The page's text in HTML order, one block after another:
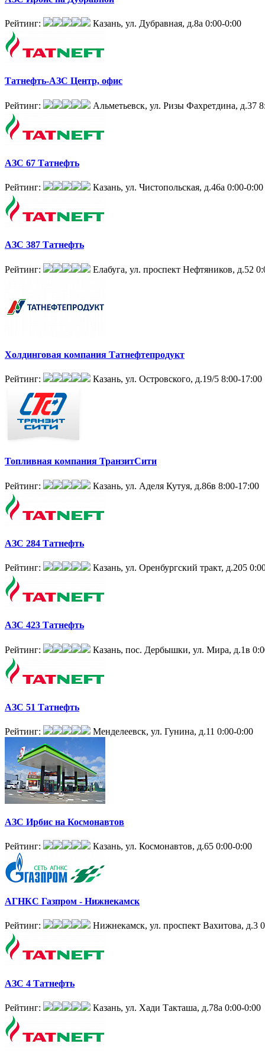
Рейтинг: Казань, ул. Дубравная, д.8а 0:00-0:00
Татнефть-АЗС Центр, офис
Рейтинг: Альметьевск, ул. Ризы Фахретдина, д.37
АЗС 67 Татнефть
Рейтинг: Казань, ул. Чистопольская, д.46а 0:00-0:00
АЗС 387 Татнефть
Рейтинг: Елабуга, ул. проспект Нефтяников, д.52
Холдинговая компания Татнефтепродукт
Рейтинг: Казань, ул. Островского, д.19/5 8:00-17:00
Топливная компания ТранзитСити
Рейтинг: Казань, ул. Аделя Кутуя, д.86в 8:00-17:00
АЗС 284 Татнефть
Рейтинг: Казань, ул. Оренбургский тракт, д.205
АЗС 423 Татнефть
Рейтинг: Казань, пос. Дербышки, ул. Мира, д.1в
АЗС 51 Татнефть
Рейтинг: Менделеевск, ул. Гунина, д.11 0:00-0:00
АЗС Ирбис на Космонавтов
Рейтинг: Казань, ул. Космонавтов, д.65 0:00-0:00
АГНКС Газпром - Нижнекамск
Рейтинг: Нижнекамск, ул. проспект Вахитова, д.3
АЗС 4 Татнефть
Рейтинг: Казань, ул. Хади Такташа, д.78а 0:00-0:00